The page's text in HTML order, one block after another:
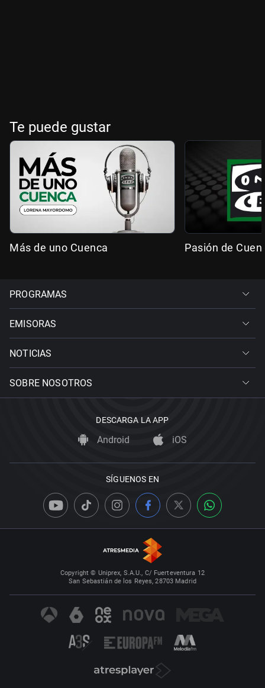
Te puede gustar
Más de uno Cuenca Pasión de
PROGRAMAS
EMISORAS
NOTICIAS
SOBRE NOSOTROS
DESCARGA LA APP
Android iOS
SÍGUENOS EN
Copyright © Uniprex, S.A.U., C/ Fuerteventura 12
San Sebastián de los Reyes, 28703 Madrid